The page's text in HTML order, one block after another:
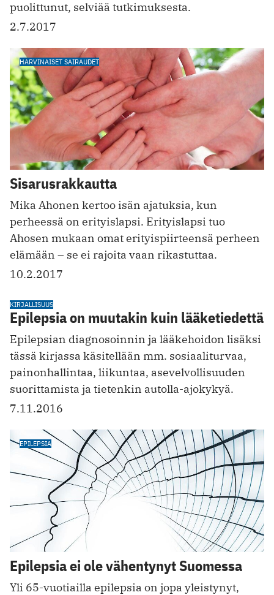
puolittunut, selviää tutkimuksesta.
2.7.2017
HARVINAISET SAIRAUDET
Sisarusrakkautta
Mika Ahonen kertoo isän ajatuksia, kun
perheessä on erityislapsi. Erityislapsi tuo
Ahosen mukaan omat erityispiirteensä perheen
elämään – se ei rajoita vaan rikastuttaa.
10.2.2017
KIRJALLISUUS
Epilepsia on muutakin kuin lääketiedettä
Epilepsian diagnosoinnin ja lääkehoidon lisäksi
tässä kirjassa käsitellään mm. sosiaaliturvaa,
painonhallintaa, liikuntaa, asevelvollisuuden
suorittamista ja tietenkin autolla-ajokykyä.
7.11.2016
EPILEPSIA
Epilepsia ei ole vähentynyt Suomessa
Yli 65-vuotiailla epilepsia on jopa yleistynyt,